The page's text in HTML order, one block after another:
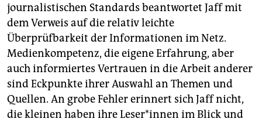
journalistischen Standards beantwortet Jaff mit
dem Verweis auf die relativ leichte
Überprüfbarkeit der Informationen im Netz.
Medienkompetenz, die eigene Erfahrung, aber
auch informiertes Vertrauen in die Arbeit anderer
sind Eckpunkte ihrer Auswahl an Themen und
Quellen. An grobe Fehler erinnert sich Jaff nicht,
die kleinen haben ihre Leser*innen im Blick und